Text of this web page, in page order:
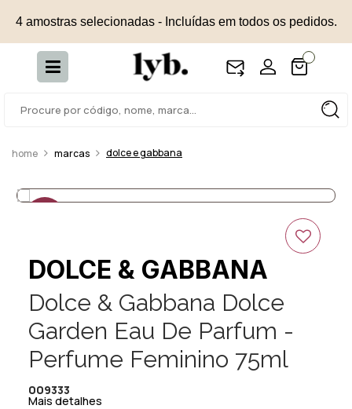
4 amostras selecionadas - Incluídas em todos os pedidos.
marcas dolce e gabbana
DOLCE & GABBANA
Dolce & Gabbana Dolce
Garden Eau De Parfum -
Perfume Feminino 75ml
009333
Mais detalhes